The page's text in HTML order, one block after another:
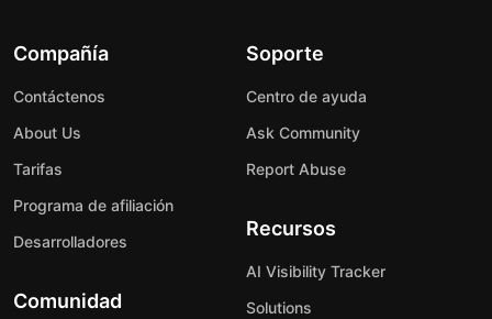
Compañía
Contáctenos
About Us
Tarifas
Programa de afiliación
Desarrolladores
Comunidad
Soporte
Centro de ayuda
Ask Community
Report Abuse
Recursos
AI Visibility Tracker
Solutions